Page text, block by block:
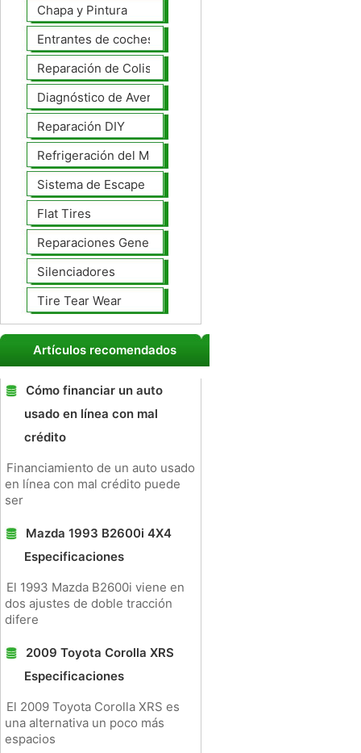
Chapa y Pintura
Entrantes de coches
Reparación de Colisiones
Diagnóstico de Averías
Reparación DIY
Refrigeración del Motor
Sistema de Escape
Flat Tires
Reparaciones Generales
Silenciadores
Tire Tear Wear
Artículos recomendados
Cómo financiar un auto
usado en línea con mal
crédito
Financiamiento de un auto usado
en línea con mal crédito puede
ser
Mazda 1993 B2600i 4X4
Especificaciones
El 1993 Mazda B2600i viene en
dos ajustes de doble tracción
difere
2009 Toyota Corolla XRS
Especificaciones
El 2009 Toyota Corolla XRS es
una alternativa un poco más
espacios